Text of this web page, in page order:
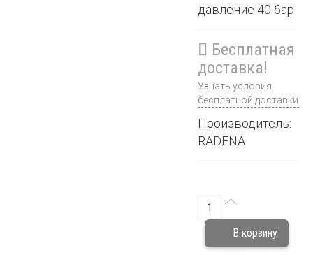
давление 40 бар
Бесплатная
доставка!
Узнать условия
бесплатной доставки
Производитель:
RADENA